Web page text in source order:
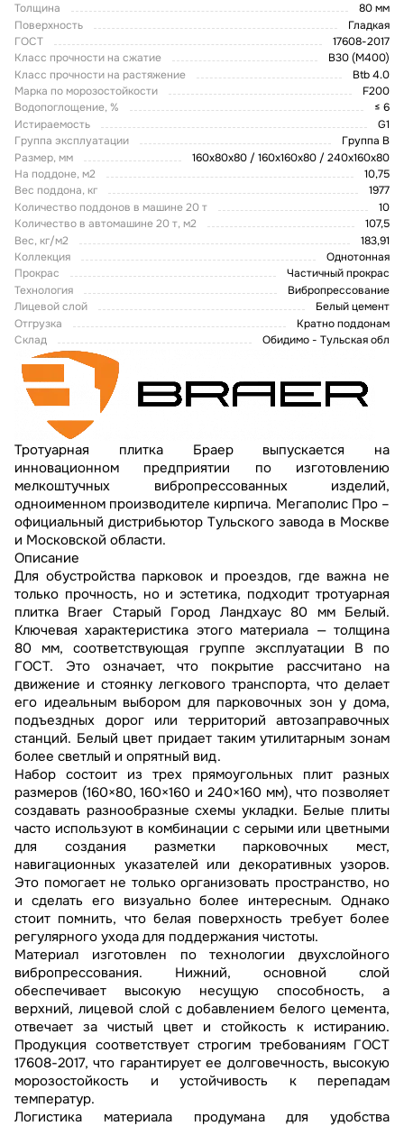
Толщина
80 мм
Поверхность
Гладкая
ГОСТ
17608-2017
Класс прочности на сжатие
В30 (М400)
Класс прочности на растяжение
Btb 4.0
Марка по морозостойкости
F200
Водопоглощение, %
≤ 6
Истираемость
G1
Группа эксплуатации
Группа В
Размер, мм
160х80х80 / 160х160х80 / 240х160х80
На поддоне, м2
10,75
Вес поддона, кг
1977
Количество поддонов в машине 20 т
10
Количество в автомашине 20 т, м2
107,5
Вес, кг/м2
183,91
Коллекция
Однотонная
Прокрас
Частичный прокрас
Технология
Вибропрессование
Лицевой слой
Белый цемент
Отгрузка
Кратно поддонам
Склад
Обидимо - Тульская обл
Тротуарная плитка Браер выпускается на
инновационном предприятии по изготовлению
мелкоштучных вибропрессованных изделий,
одноименном производителе кирпича. Мегаполис Про –
официальный дистрибьютор Тульского завода в Москве
и Московской области.
Описание
Для обустройства парковок и проездов, где важна не
только прочность, но и эстетика, подходит тротуарная
плитка Braer Старый Город Ландхаус 80 мм Белый.
Ключевая характеристика этого материала — толщина
80 мм, соответствующая группе эксплуатации В по
ГОСТ. Это означает, что покрытие рассчитано на
движение и стоянку легкового транспорта, что делает
его идеальным выбором для парковочных зон у дома,
подъездных дорог или территорий автозаправочных
станций. Белый цвет придает таким утилитарным зонам
более светлый и опрятный вид.
Набор состоит из трех прямоугольных плит разных
размеров (160×80, 160×160 и 240×160 мм), что позволяет
создавать разнообразные схемы укладки. Белые плиты
часто используют в комбинации с серыми или цветными
для создания разметки парковочных мест,
навигационных указателей или декоративных узоров.
Это помогает не только организовать пространство, но
и сделать его визуально более интересным. Однако
стоит помнить, что белая поверхность требует более
регулярного ухода для поддержания чистоты.
Материал изготовлен по технологии двухслойного
вибропрессования. Нижний, основной слой
обеспечивает высокую несущую способность, а
верхний, лицевой слой с добавлением белого цемента,
отвечает за чистый цвет и стойкость к истиранию.
Продукция соответствует строгим требованиям ГОСТ
17608-2017, что гарантирует ее долговечность, высокую
морозостойкость и устойчивость к перепадам
температур.
Логистика материала продумана для удобства